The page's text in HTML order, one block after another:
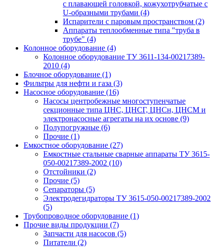
с плавающей головкой, кожухотрубчатые с
U-образными трубами (4)
Испарители с паровым пространством (2)
Аппараты теплообменные типа "труба в
трубе" (4)
Колонное оборудование (4)
Колонное оборудование ТУ 3611-134-00217389-
2010 (4)
Блочное оборудование (1)
Фильтры для нефти и газа (3)
Насосное оборудование (16)
Насосы центробежные многоступенчатые
секционные типа ЦНС, ЦНСГ, ЦНСн, ЦНСМ и
электронасосные агрегаты на их основе (9)
Полупогружные (6)
Прочие (1)
Емкостное оборудование (27)
Емкостные стальные сварные аппараты ТУ 3615-
050-00217389-2002 (10)
Отстойники (2)
Прочие (5)
Сепараторы (5)
Электродегидраторы ТУ 3615-050-00217389-2002
(5)
Трубопроводное оборудование (1)
Прочие виды продукции (7)
Запчасти для насосов (5)
Питатели (2)